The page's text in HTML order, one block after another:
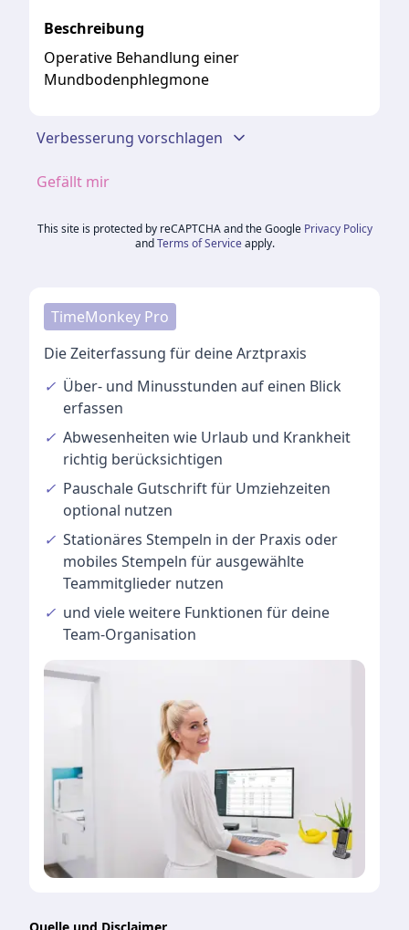
Beschreibung
Operative Behandlung einer
Mundbodenphlegmone
Verbesserung vorschlagen
Gefällt mir
This site is protected by reCAPTCHA and the Google Privacy Policy
and Terms of Service apply.
TimeMonkey Pro
Die Zeiterfassung für deine Arztpraxis
✓ Über- und Minusstunden auf einen Blick
erfassen
✓ Abwesenheiten wie Urlaub und Krankheit
richtig berücksichtigen
✓ Pauschale Gutschriftfür Umziehzeiten
optional nutzen
✓ Stationäres Stempeln in der Praxis oder
mobiles Stempeln für ausgewählte
Teammitglieder nutzen
✓ und vieleweitere Funktionen für deine
Team-Organisation